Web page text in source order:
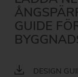
GUIDE
DESIGN